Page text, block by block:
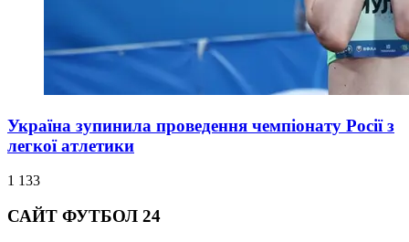
Україна зупинила проведення чемпіонату Росії з
легкої атлетики
1 133
САЙТ ФУТБОЛ 24